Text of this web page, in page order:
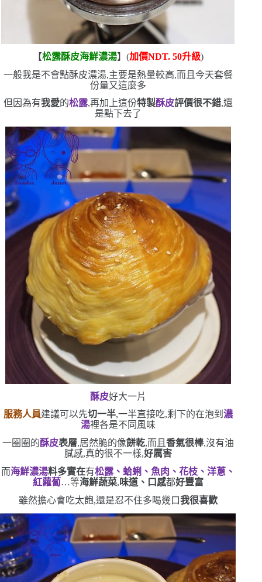
【松露酥皮海鮮濃湯】 (加價NDT. 50升級)
一般我是不會點酥皮濃湯,主要是熱量較高,而且今天套餐
份量又這麼多
但因為有我愛的松露,再加上這份特製酥皮評價很不錯,還
是點下去了
酥皮好大一片
服務人員建議可以先切一半,一半直接吃,剩下的在泡到 濃
湯裡各是不同風味
一圈圈的酥皮表層,居然脆的像餅乾,而且 香氣很棒,沒有油
膩感,真的很不一樣,好厲害
而海鮮濃湯料多實在有松露、蛤蜊、魚肉、花枝、洋蔥、
紅蘿蔔…等海鮮蔬菜, 味道、口感都好豐富
雖然擔心會吃太飽,還是忍不住多喝幾口我很喜歡